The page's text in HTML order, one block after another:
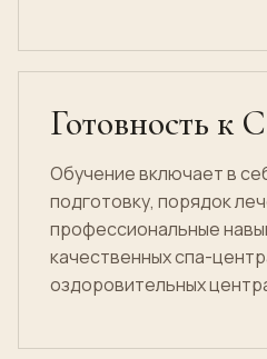
Готовность к
Обучение включает в
подготовку, порядок
профессиональные
качественных спа-
оздоровительных